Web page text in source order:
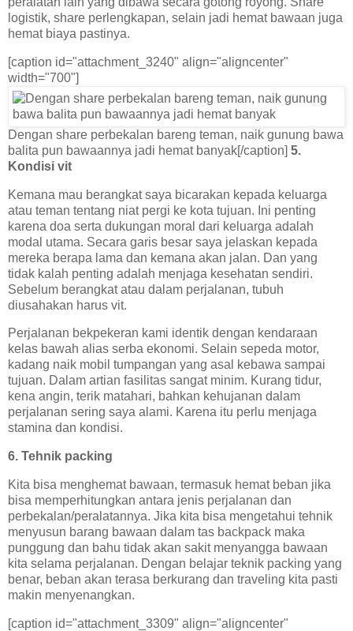
logistik, share perlengkapan, selain jadi hemat bawaan juga
hemat biaya pastinya.
[caption id="attachment_3240" align="aligncenter"
width="700"]
Dengan share perbekalan bareng teman, naik gunung bawa
balita pun bawaannya jadi hemat banyak[/caption] 5.
Kondisi vit
Kemana mau berangkat saya bicarakan kepada keluarga
atau teman tentang niat pergi ke kota tujuan. Ini penting
karena doa serta dukungan moral dari keluarga adalah
modal utama. Secara garis besar saya jelaskan kepada
mereka berapa lama dan kemana akan jalan. Dan yang
tidak kalah penting adalah menjaga kesehatan sendiri.
Sebelum berangkat atau dalam perjalanan, tubuh
diusahakan harus vit.
Perjalanan bekpekeran kami identik dengan kendaraan
kelas bawah alias serba ekonomi. Selain sepeda motor,
kadang naik mobil tumpangan yang asal kebawa sampai
tujuan. Dalam artian fasilitas sangat minim. Kurang tidur,
kena angin, terik matahari, bahkan kehujanan dalam
perjalanan sering saya alami. Karena itu perlu menjaga
stamina dan kondisi.
6. Tehnik packing
Kita bisa menghemat bawaan, termasuk hemat beban jika
bisa memperhitungkan antara jenis perjalanan dan
perbekalan/peralatannya. Jika kita bisa mengetahui tehnik
menyusun barang bawaan dalam tas backpack maka
punggung dan bahu tidak akan sakit menyangga bawaan
kita selama perjalanan. Dengan belajar teknik packing yang
benar, beban akan terasa berkurang dan traveling kita pasti
makin menyenangkan.
[caption id="attachment_3309" align="aligncenter"